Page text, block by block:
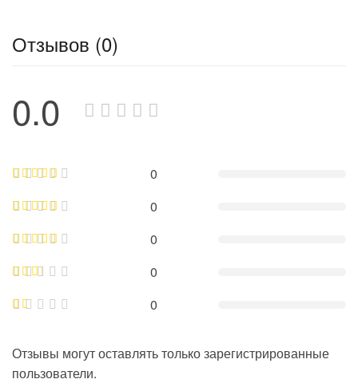
Отзывов (0)
0.0
0
0
0
0
0
Отзывы могут оставлять только зарегистрированные
пользователи.